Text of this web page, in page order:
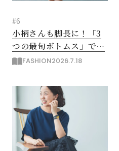
#6
小柄さんも脚長に！「3
つの最旬ボトムス」で劇
的スタイルアップするコ
FASHION2026.7.18